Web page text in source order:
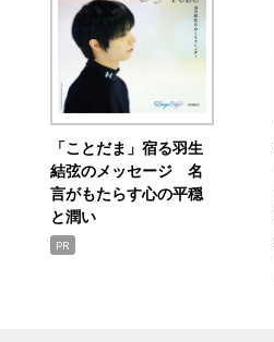
「ことだま」宿る羽生
結弦のメッセージ 名
言がもたらす心の平穏
と潤い
PR